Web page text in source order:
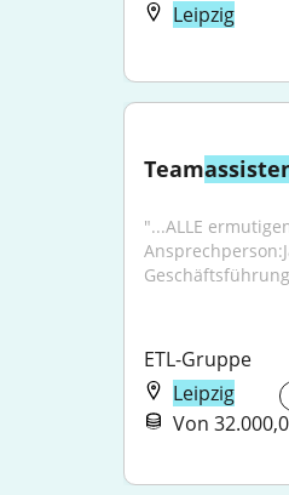
Leipzig
Team
"...ALLE
ETL-Gruppe
Leipzig
Von